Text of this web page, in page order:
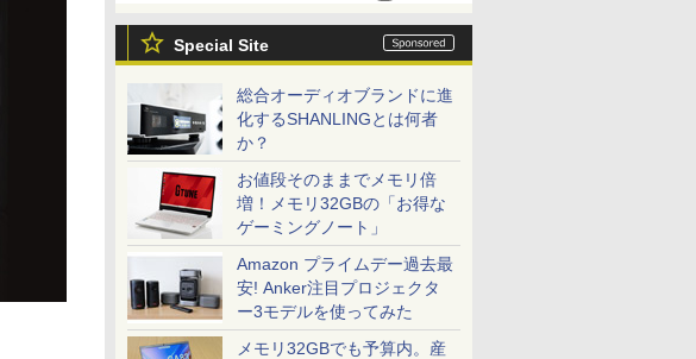
Special Site
総合オーディオブランドに進
化するSHANLINGとは何者
か？
お値段そのままでメモリ倍
増！メモリ32GBの「お得な
ゲーミングノート」
Amazon プライムデー過去最
安! Anker注目プロジェクタ
ー3モデルを使ってみた
メモリ32GBでも予算内。産